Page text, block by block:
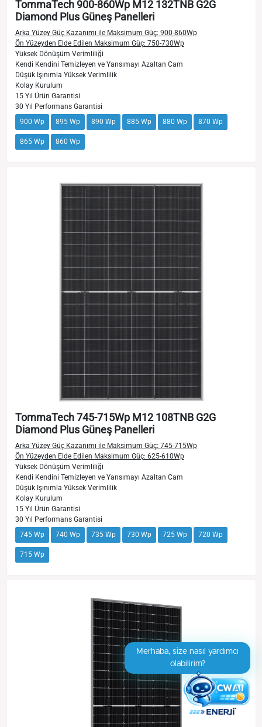
TommaTech 900-860Wp M12 132TNB G2G
Diamond Plus Güneş Panelleri
Arka Yüzey Güç Kazanımı ile Maksimum Güç: 900-860Wp
Ön Yüzeyden Elde Edilen Maksimum Güç: 750-730Wp
Yüksek Dönüşüm Verimliliği
Kendi Kendini Temizleyen ve Yansımayı Azaltan Cam
Düşük Işınımla Yüksek Verimlilik
Kolay Kurulum
15 Yıl Ürün Garantisi
30 Yıl Performans Garantisi
900 Wp
895 Wp 890 Wp 885 Wp 880 Wp 870 Wp
865 Wp 860 Wp
TommaTech 745-715Wp M12 108TNB G2G
Diamond Plus Güneş Panelleri
Arka Yüzey Güç Kazanımı ile Maksimum Güç: 745-715Wp
Ön Yüzeyden Elde Edilen Maksimum Güç: 625-610Wp
Yüksek Dönüşüm Verimliliği
Kendi Kendini Temizleyen ve Yansımayı Azaltan Cam
Düşük Işınımla Yüksek Verimlilik
Kolay Kurulum
15 Yıl Ürün Garantisi
30 Yıl Performans Garantisi
745 Wp
740 Wp 735 Wp 730 Wp 725 Wp 720 Wp
715 Wp
Merhaba, size nasıl yardımcı
olabilirim?